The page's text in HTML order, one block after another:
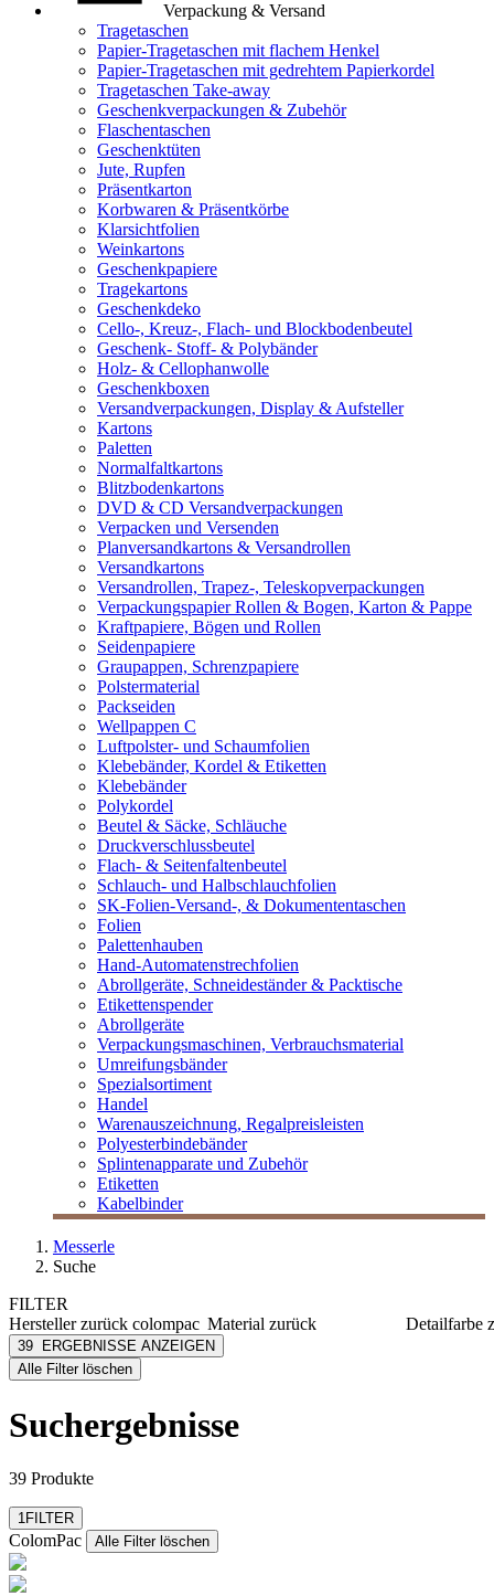
Verpackung & Versand
Tragetaschen
Papier-Tragetaschen mit flachem Henkel
Papier-Tragetaschen mit gedrehtem Papierkordel
Tragetaschen Take-away
Geschenkverpackungen & Zubehör
Flaschentaschen
Geschenktüten
Jute, Rupfen
Präsentkarton
Korbwaren & Präsentkörbe
Klarsichtfolien
Weinkartons
Geschenkpapiere
Tragekartons
Geschenkdeko
Cello-, Kreuz-, Flach- und Blockbodenbeutel
Geschenk- Stoff- & Polybänder
Holz- & Cellophanwolle
Geschenkboxen
Versandverpackungen, Display & Aufsteller
Kartons
Paletten
Normalfaltkartons
Blitzbodenkartons
DVD & CD Versandverpackungen
Verpacken und Versenden
Planversandkartons & Versandrollen
Versandkartons
Versandrollen, Trapez-, Teleskopverpackungen
Verpackungspapier Rollen & Bogen, Karton & Pappe
Kraftpapiere, Bögen und Rollen
Seidenpapiere
Graupappen, Schrenzpapiere
Polstermaterial
Packseiden
Wellpappen C
Luftpolster- und Schaumfolien
Klebebänder, Kordel & Etiketten
Klebebänder
Polykordel
Beutel & Säcke, Schläuche
Druckverschlussbeutel
Flach- & Seitenfaltenbeutel
Schlauch- und Halbschlauchfolien
SK-Folien-Versand-, & Dokumententaschen
Folien
Palettenhauben
Hand-Automatenstrechfolien
Abrollgeräte, Schneideständer & Packtische
Etikettenspender
Abrollgeräte
Verpackungsmaschinen, Verbrauchsmaterial
Umreifungsbänder
Spezialsortiment
Handel
Warenauszeichnung, Regalpreisleisten
Polyesterbindebänder
Splintenapparate und Zubehör
Etiketten
Kabelbinder
Messerle
Suche
FILTER
Herstellerzurück colompac
ColomPac
[e] one
3M
mehr anzeigen
Material zurück
Detailfarbe
39
ERGEBNISSE ANZEIGEN
Alle Filter löschen
Suchergebnisse
39 Produkte
1FILTER
ColomPac Alle Filter löschen